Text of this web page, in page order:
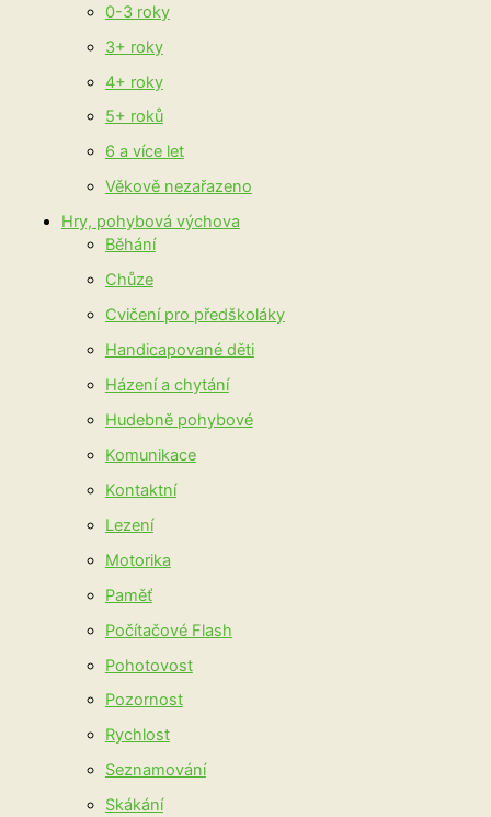
0-3 roky
3+ roky
4+ roky
5+ roků
6 a více let
Věkově nezařazeno
Hry, pohybová výchova
Běhání
Chůze
Cvičení pro předškoláky
Handicapované děti
Házení a chytání
Hudebně pohybové
Komunikace
Kontaktní
Lezení
Motorika
Paměť
Počítačové Flash
Pohotovost
Pozornost
Rychlost
Seznamování
Skákání